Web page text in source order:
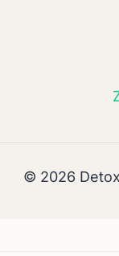
© 2026